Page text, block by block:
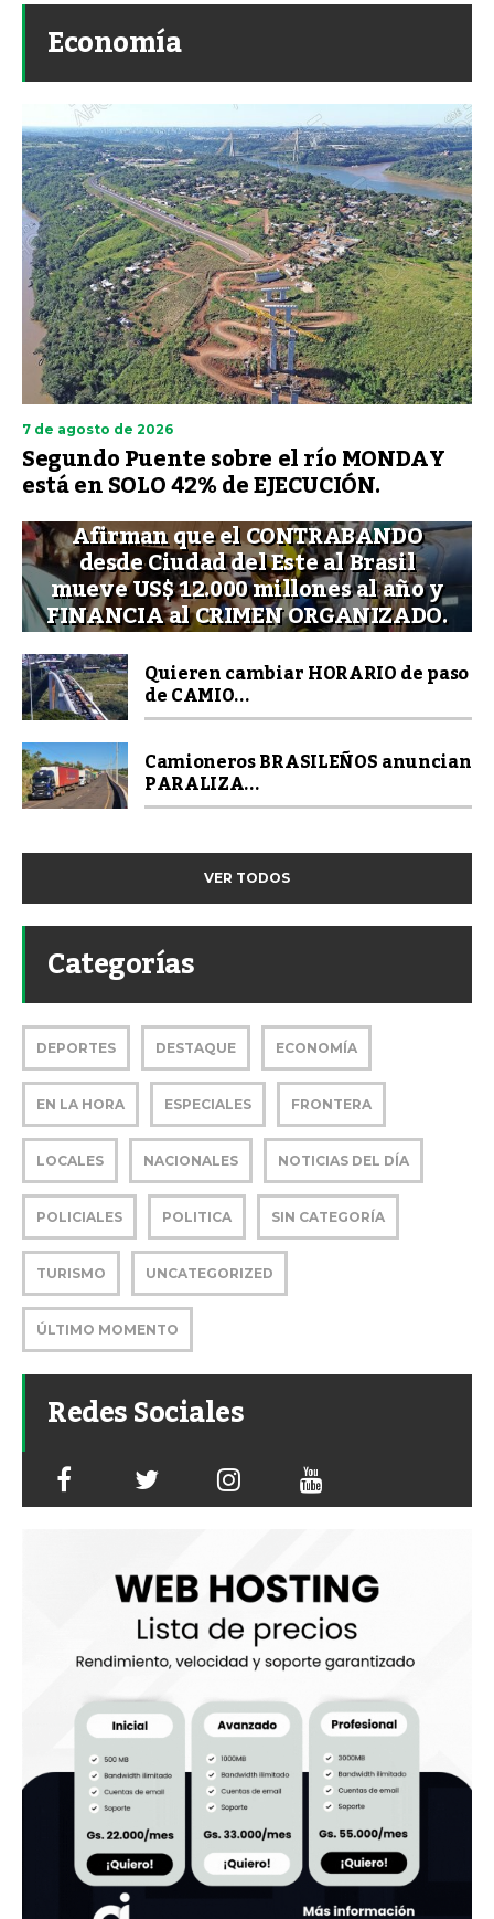
Economía
7 de agosto de 2026
Segundo Puente sobre el río MONDAY
está en SOLO 42% de EJECUCIÓN.
Afirman que el CONTRABANDO
desde Ciudad del Este al Brasil
mueve US$ 12.000 millones al año y
FINANCIA al CRIMEN ORGANIZADO.
Quieren cambiar HORARIO de paso
de CAMIO...
Camioneros BRASILEÑOS anuncian
PARALIZA...
VER TODOS
Categorías
DEPORTES DESTAQUE ECONOMÍA
EN LA HORA ESPECIALES FRONTERA
LOCALES NACIONALES NOTICIAS DEL DÍA
POLICIALES POLITICA SIN CATEGORÍA
TURISMO UNCATEGORIZED
ÚLTIMO MOMENTO
Redes Sociales